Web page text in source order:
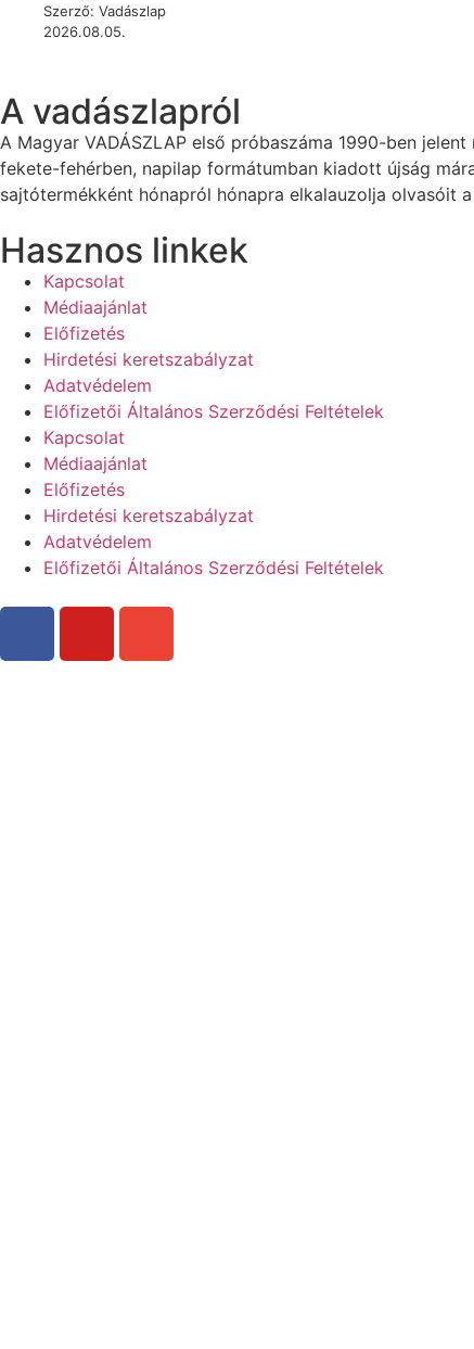
Szerző: Vadászlap
2026.08.05.
A vadászlapról
A Magyar VADÁSZLAP első próbaszáma 1990-ben
fekete-fehérben, napilap formátumban kiadott újság
sajtótermékként hónapról hónapra elkalauzolja olvasóit
Hasznos linkek
Kapcsolat
Médiaajánlat
Előfizetés
Hirdetési keretszabályzat
Adatvédelem
Előfizetői Általános Szerződési Feltételek
Kapcsolat
Médiaajánlat
Előfizetés
Hirdetési keretszabályzat
Adatvédelem
Előfizetői Általános Szerződési Feltételek